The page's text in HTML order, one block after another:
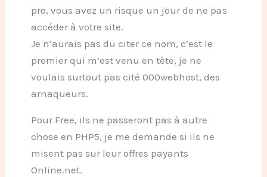
pro, vous avez un risque un jour de ne pas
accéder à votre site.
Je n’aurais pas du citer ce nom, c’est le
premier qui m’est venu en tête, je ne
voulais surtout pas cité 000webhost, des
arnaqueurs.
Pour Free, ils ne passeront pas à autre
chose en PHP5, je me demande si ils ne
misent pas sur leur offres payants
Online.net.